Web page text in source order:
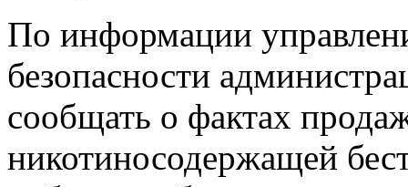
По информации
безопасности
сообщать о фактах
никотиносодержащей